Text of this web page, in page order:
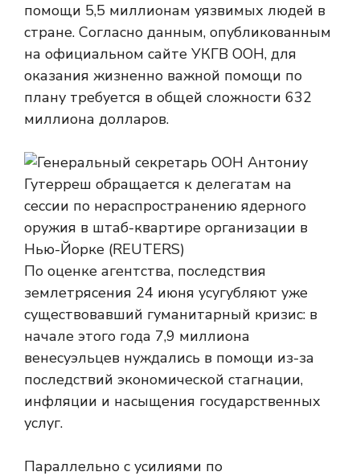
помощи 5,5 миллионам уязвимых людей в
стране. Согласно данным, опубликованным
на официальном сайте УКГВ ООН, для
оказания жизненно важной помощи по
плану требуется в общей сложности 632
миллиона долларов.
По оценке агентства, последствия
землетрясения 24 июня усугубляют уже
существовавший гуманитарный кризис: в
начале этого года 7,9 миллиона
венесуэльцев нуждались в помощи из-за
последствий экономической стагнации,
инфляции и насыщения государственных
услуг.
Параллельно с усилиями по